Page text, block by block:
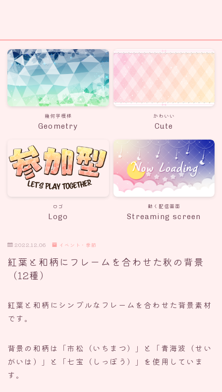
幾何学模様
Geometry
かわいい
Cute
ロゴ
Logo
動く配信画面
Streaming screen
2022.12.06 イベント・季節
紅葉と和柄にフレームを合わせた秋の背景
（12種）
紅葉と和柄にシンプルなフレームを合わせた背景素材
です。
背景の和柄は「市松（いちまつ）」と「青海波（せい
がいは）」と「七宝（しっぽう）」を使用していま
す。